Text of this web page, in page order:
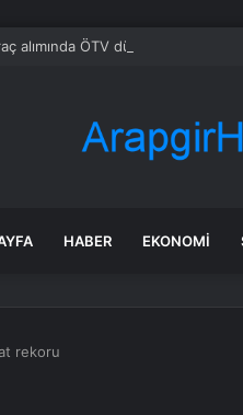
alımında ÖTV düzenlemesi:
HABER EKONOMI
rekoru